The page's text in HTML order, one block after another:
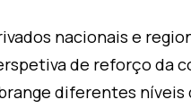
nacionais e
de reforço da
diferentes